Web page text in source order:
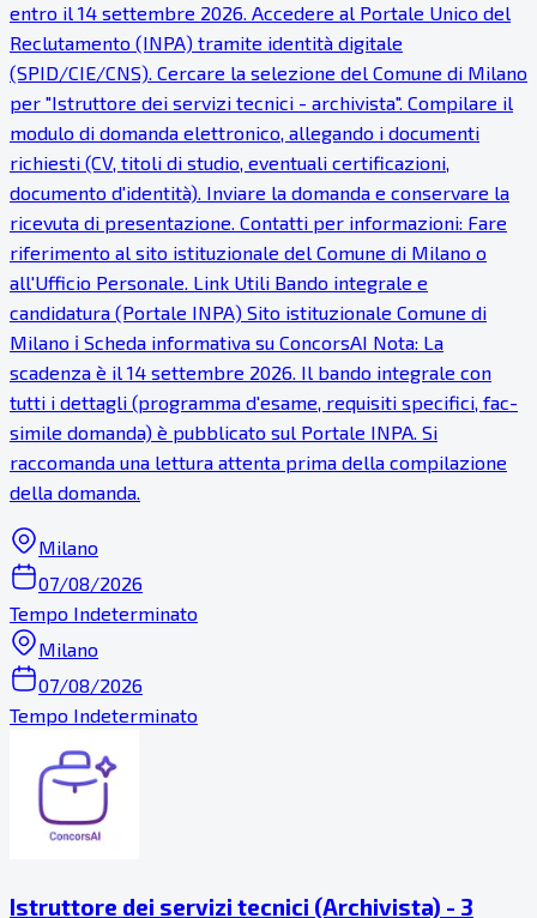
entro il 14 settembre 2026. Accedere al Portale Unico del
Reclutamento (INPA) tramite identità digitale
(SPID/CIE/CNS). Cercare la selezione del Comune di Milano
per "Istruttore dei servizi tecnici - archivista". Compilare il
modulo di domanda elettronico, allegando i documenti
richiesti (CV, titoli di studio, eventuali certificazioni,
documento d'identità). Inviare la domanda e conservare la
ricevuta di presentazione. Contatti per informazioni: Fare
riferimento al sito istituzionale del Comune di Milano o
all'Ufficio Personale. Link Utili Bando integrale e
candidatura (Portale INPA) Sito istituzionale Comune di
Milano ℹ Scheda informativa su ConcorsAI Nota: La
scadenza è il 14 settembre 2026. Il bando integrale con
tutti i dettagli (programma d'esame, requisiti specifici, fac-
simile domanda) è pubblicato sul Portale INPA. Si
raccomanda una lettura attenta prima della compilazione
della domanda.
Milano
07/08/2026
Tempo Indeterminato
Milano
07/08/2026
Tempo Indeterminato
Istruttore dei servizi tecnici (Archivista) - 3